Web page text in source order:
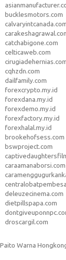
bucklesmotors.com
catchabigone.com
celticaweb.com
cqhzdn.com
dailfamily.com
forexcrypto.my.id
forexdana.my.id
forexdemo.my.id
forexfactory.my.id
forexhalal.my.id
brookehofsess.com
bswproject.com
caraamanaborsi.com
deleuzecinema.com
dietpillspapa.com
droscargil.com
Paito Warna